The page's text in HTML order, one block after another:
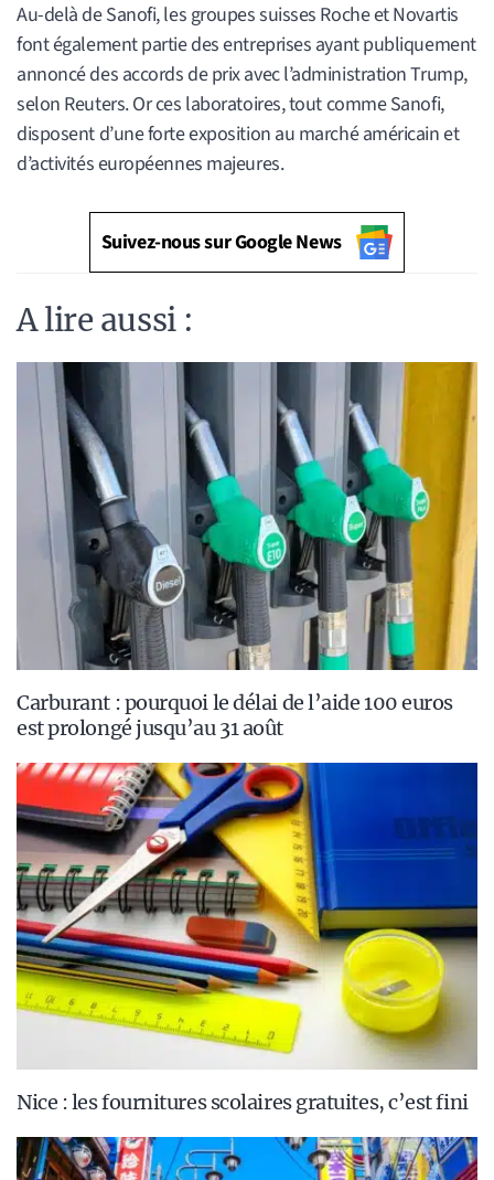
Au-delà de Sanofi, les groupes suisses Roche et Novartis
font également partie des entreprises ayant publiquement
annoncé des accords de prix avec l’administration Trump,
selon Reuters. Or ces laboratoires, tout comme Sanofi,
disposent d’une forte exposition au marché américain et
d’activités européennes majeures.
Suivez-nous sur Google News
A lire aussi :
Carburant : pourquoi le délai de l’aide 100 euros
est prolongé jusqu’au 31 août
Nice : les fournitures scolaires gratuites, c’est fini